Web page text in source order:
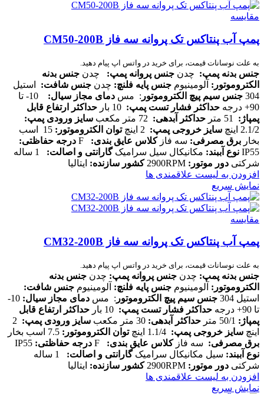
مقایسه
پمپ آب پنتاکس تک پروانه سه فاز CM50-200B
به علت نوسانات قیمت، برای خرید در واتس اپ پیام دهید.
جنس بدنه پمپ: چدن جنس پروانه پمپ: چدن جنس بدنه
الکتروموتور : آلومینیوم جنس پایه فلنچ: چدن جنس شافت: استیل
304 جنس سیم پیچ الکتروموتور : مس دمای مجاز سیال:
10- تا
90+ درجه
حداکثر فشار تست پمپ:
حداکثر ارتفاع قابل
پمپاژ : حداکثر آبدهی: سایز ورودی پمپ:
2.1/2 اینچ
سایز خروجی پمپ: توان الکتروموتور :
15 اسب
بخار برق مصرفی: سه فازکلاس عایق بندی: درجه حفاظتی:
IP55 نوع آببند: مکانیکال سیل سرامیکگارانتی و اصالت:
1 ساله
شرکتی دور موتور : کشور سازنده: ایتالیا
افزودن به لیست علاقمندی ها
نمایش سریع
مقایسه
پمپ آب پنتاکس تک پروانه سه فاز CM32-200B
به علت نوسانات قیمت، برای خرید در واتس اپ پیام دهید.
جنس بدنه پمپ: چدن جنس پروانه پمپ: چدن جنس بدنه
الکتروموتور : آلومینیوم جنس پایه فلنچ: آلومینیوم جنس شافت:
استیل 304
جنس سیم پیچ الکتروموتور : مس دمای مجاز سیال:
10-
تا 90+ درجه
حداکثر فشار تست پمپ:
حداکثر ارتفاع قابل
پمپاژ : حداکثر آبدهی: سایز ورودی پمپ:
2
اینچ سایز خروجی پمپ: توان الکتروموتور :
برق مصرفی: سه فازکلاس عایق بندی: درجه حفاظتی:
نوع آببند: سیل مکانیکال سرامیکگارانتی و اصالت:
1 ساله
شرکتی دور موتور : کشور سازنده: ایتالیا
افزودن به لیست علاقمندی ها
نمایش سریع